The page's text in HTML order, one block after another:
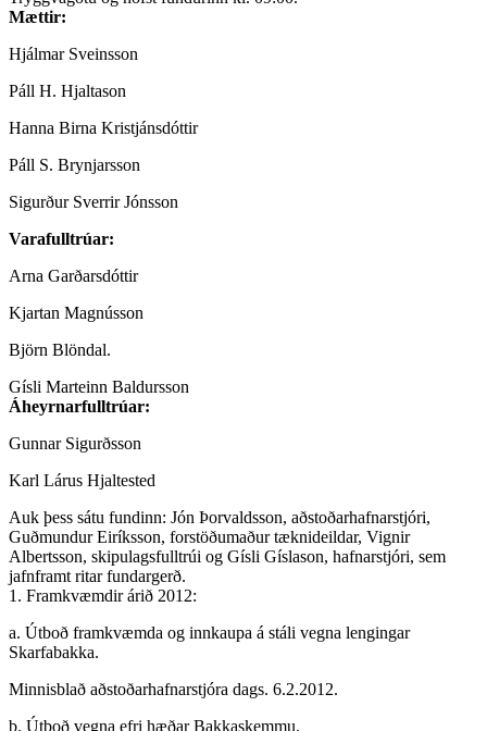
Mættir:
Hjálmar Sveinsson
Páll H. Hjaltason
Hanna Birna Kristjánsdóttir
Páll S. Brynjarsson
Sigurður Sverrir Jónsson
Varafulltrúar:
Arna Garðarsdóttir
Kjartan Magnússon
Björn Blöndal.
Gísli Marteinn Baldursson
Áheyrnarfulltrúar:
Gunnar Sigurðsson
Karl Lárus Hjaltested
Auk þess sátu fundinn: Jón Þorvaldsson, aðstoðarhafnarstjóri,
Guðmundur Eiríksson, forstöðumaður tæknideildar, Vignir
Albertsson, skipulagsfulltrúi og Gísli Gíslason, hafnarstjóri, sem
jafnframt ritar fundargerð.
1. Framkvæmdir árið 2012:
a. Útboð framkvæmda og innkaupa á stáli vegna lengingar
Skarfabakka.
Minnisblað aðstoðarhafnarstjóra dags. 6.2.2012.
b. Útboð vegna efri hæðar Bakkaskemmu.